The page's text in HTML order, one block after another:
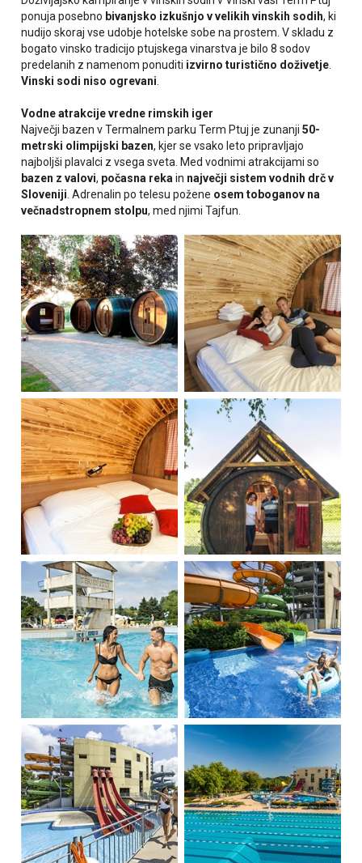
ponuja posebno bivanjsko izkušnjo vvelikih vinskih sodih, ki
nudijo skoraj vse udobje hotelske sobe na prostem. V skladu z
bogato vinsko tradicijo ptujskega vinarstva je bilo 8 sodov
predelanih z namenom ponuditi izvirno turistično doživetje
Vinski sodi niso ogrevani
Vodne atrakcije vredne rimskih iger
Največji bazen v Termalnem parku Term Ptuj je zunanji50-
metrski olimpijski bazen, kjer se vsako leto pripravljajo
najboljši plavalci z vsega sveta. Med vodnimi atrakcijami so
bazen z valovi, počasna reka in največji sistem vodnih drč v
Sloveniji . Adrenalin po telesu požene osem toboganov na
večnadstropnem stolpu, med njimi Tajfun.